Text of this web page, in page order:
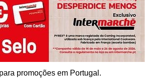
promoções em Portugal.